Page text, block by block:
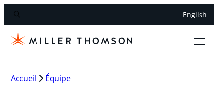
English
Accueil Équipe